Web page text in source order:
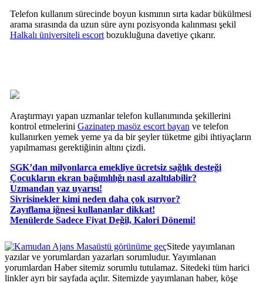
Telefon kullanım sürecinde boyun kısmının sırta kadar bükülmesi
arama sırasında da uzun süre aynı pozisyonda kalınması şekil
Halkalı üniversiteli escortbozukluğuna davetiye çıkarır.
Araştırmayı yapan uzmanlar telefon kullanımında şekillerini
kontrol etmelerini Gazinatep masöz escort bayan ve telefon
kullanırken yemek yeme ya da bir şeyler tüketme gibi ihtiyaçların
yapılmaması gerektiğinin altını çizdi.
SGK’dan milyonlarca emekliye ücretsiz sağlık desteği
Çocukların ekran bağımlılığı nasıl azaltılabilir?
Uzmandan yaz uyarısı!
Sivrisinekler kimi neden daha çok ısırıyor?
Zayıflama iğnesi kullananlar dikkat!
​Menülerde Sadece Fiyat Değil, Kalori Dönemi!
Masaüstü görünüme geçSitede yayımlanan
yazılar ve yorumlardan yazarları sorumludur. Yayımlanan
yorumlardan Haber sitemiz sorumlu tutulamaz. Sitedeki tüm harici
linkler ayrı bir sayfada açılır. Sitemizde yayımlanan haber, köşe